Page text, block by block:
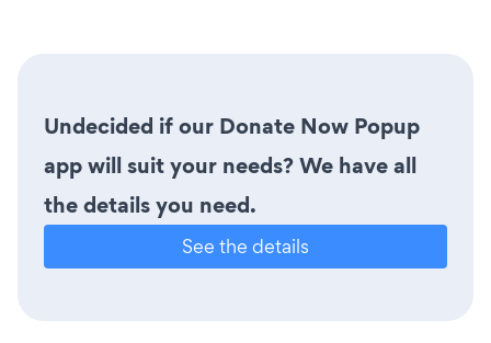
Undecided if our Donate Now Popup
app will suit your needs? We have all
the details you need.
See the details